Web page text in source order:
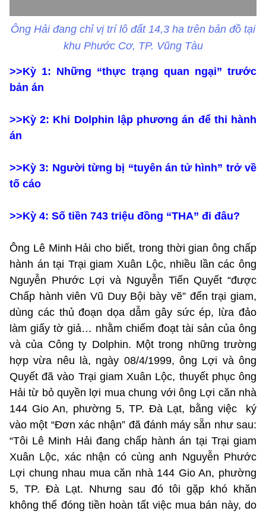
Ông Hải đang chỉ vị trí lô đất 14,3 ha trên bản đồ tại
khu Phước Cơ, TP. Vũng Tàu
>>Kỳ 1: Những “thực trạng quan ngại” trước
bản án
>>Kỳ 2: Khi Dolphin lập phương án để thi hành
án
>>Kỳ 3: Người từng bị “tuyên án tử hình” trở về
tố cáo
>>Kỳ 4: Số tiền 743 triệu đồng “THA” đi đâu?
Ông Lê Minh Hải cho biết, trong thời gian ông chấp
hành án tại Trại giam Xuân Lộc, nhiều lần các ông
Nguyễn Phước Lợi và Nguyễn Tiến Quyết “được
Chấp hành viên Vũ Duy Bội bày vẽ” đến trại giam,
dùng các thủ đoạn dọa dẫm gây sức ép, lừa đảo
làm giấy tờ giả… nhằm chiếm đoạt tài sản của ông
và của Công ty Dolphin. Một trong những trường
hợp vừa nêu là, ngày 08/4/1999, ông Lợi và ông
Quyết đã vào Trại giam Xuân Lộc, thuyết phục ông
Hải từ bỏ quyền lợi mua chung với ông Lợi căn nhà
144 Gio An, phường 5, TP. Đà Lạt, bằng việc ký
vào một “Đơn xác nhận” đã đánh máy sẵn như sau:
“Tôi Lê Minh Hải đang chấp hành án tại Trại giam
Xuân Lộc, xác nhận có cùng anh Nguyễn Phước
Lợi chung nhau mua căn nhà 144 Gio An, phường
5, TP. Đà Lạt. Nhưng sau đó tôi gặp khó khăn
không thể đóng tiền hoàn tất việc mua bán này, do